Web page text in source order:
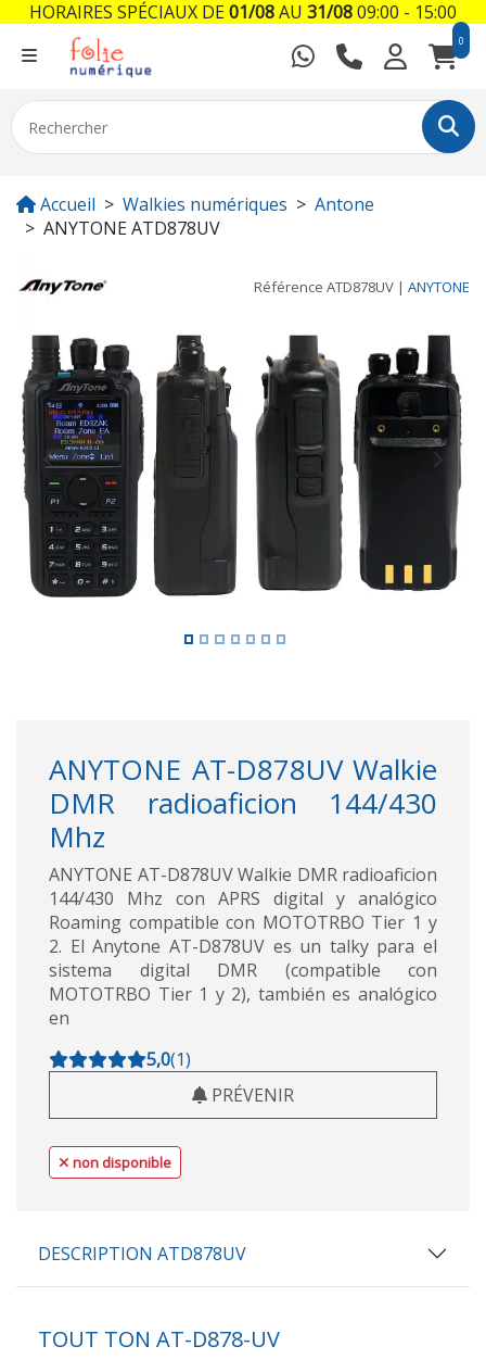
0
Accueil Walkies numériques
Antone
ANYTONE ATD878UV
Référence ATD878UV | ANYTONE
Previous Next
ANYTONE AT-D878UV Walkie
DMR radioaficion 144/430
Mhz
ANYTONE AT-D878UV Walkie DMR radioaficion
144/430 Mhz con APRS digital y analógico
Roaming compatible con MOTOTRBO Tier 1 y
2. El Anytone AT-D878UV es un talky para el
sistema digital DMR (compatible con
MOTOTRBO Tier 1 y 2), también es analógico
en
5,0(1)
PRÉVENIR
non disponible
DESCRIPTION ATD878UV
TOUT TON AT-D878-UV
HORAIRES SPÉCIAUX DE01/08AU 31/0809:00 - 15:00